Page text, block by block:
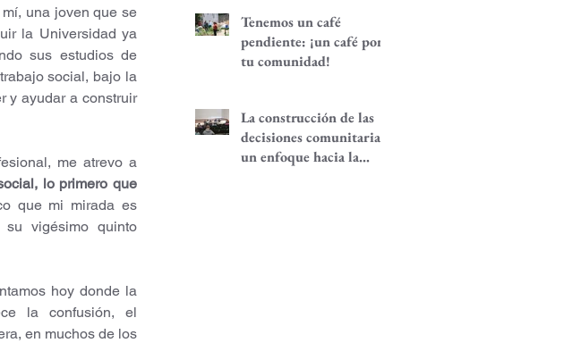
una joven que se
la Universidad ya
sus estudios de
social, bajo la
y ayudar a construir
me atrevo a
lo primero que
que mi mirada es
vigésimo quinto
hoy donde la
la confusión, el
en muchos de los
Tenemos un café
pendiente: ¡un café por
tu comunidad!
La construcción de las
decisiones comunitarias,
un enfoque hacia la